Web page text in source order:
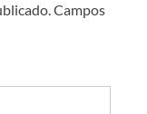
Campos